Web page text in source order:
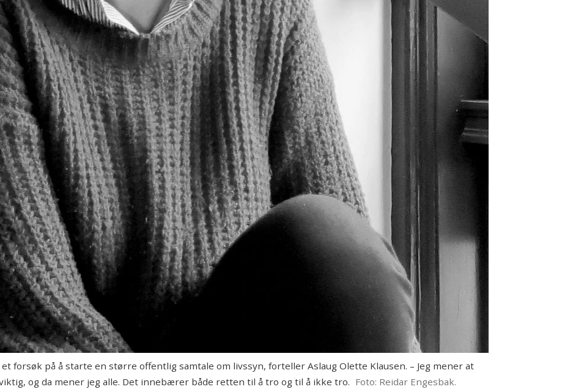
forsøk på å starte en større offentlig samtale om livssyn, forteller Aslaug Olette Klausen. – Jeg mener at
og da mener jeg alle. Det innebærer både retten til å tro og til å ikke tro. Foto: Reidar Engesbak.